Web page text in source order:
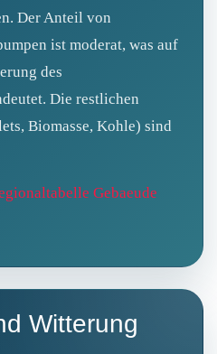
Der Anteil von
ist moderat, was auf
des
Die restlichen
Biomasse, Kohle) sind
Gebaeude
Witterung